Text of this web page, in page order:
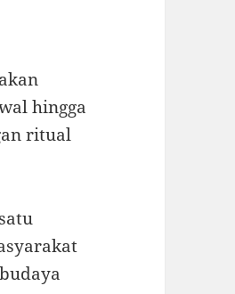
hingga
ritual